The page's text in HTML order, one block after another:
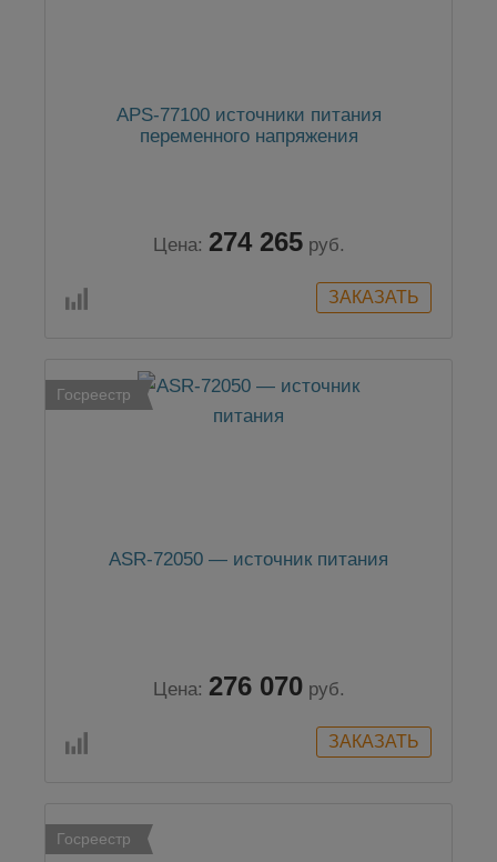
APS-77100 источники питания
переменного напряжения
Цена: 274 265 руб.
Госреестр
ASR-72050 — источник питания
Цена: 276 070 руб.
Госреестр